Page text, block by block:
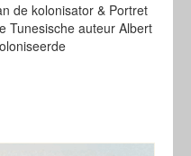
de kolonisator & Portret
Tunesische auteur Albert